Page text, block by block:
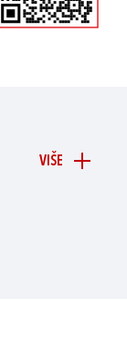
VIŠE